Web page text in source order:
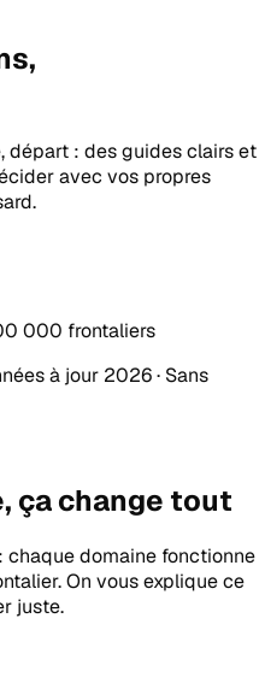
,
départ : des guides clairs et
avec vos propres
000 frontaliers
à jour 2026 · Sans
ça change tout
chaque domaine fonctionne
On vous explique ce
juste.